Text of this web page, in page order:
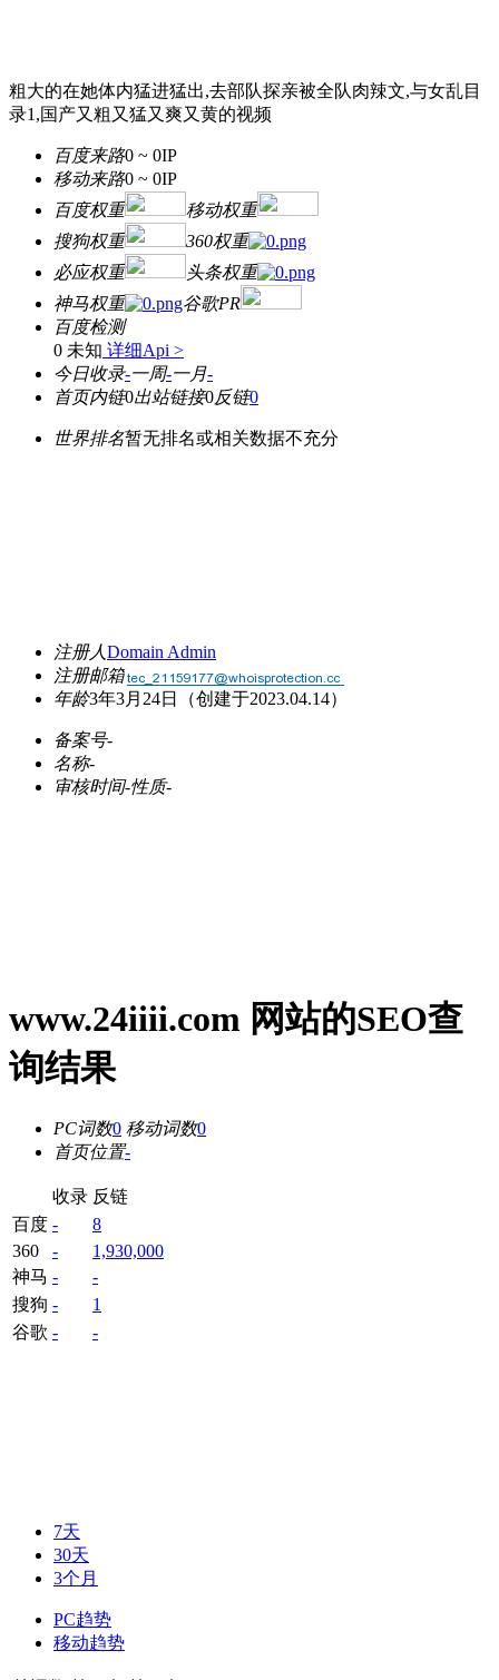
粗大的在她体内猛进猛出,去部队探亲被全队肉辣文,与女乱目
录1,国产又粗又猛又爽又黄的视频
百度来路0 ~ 0IP
移动来路0 ~ 0IP
百度权重
移动权重
搜狗权重
360权重
必应权重
头条权重
神马权重
谷歌PR
百度检测
0 未知 详细Api >
今日收录-一周-一月-
首页内链0出站链接0反链0
世界排名暂无排名或相关数据不充分
注册人Domain Admin
注册邮箱
年龄3年3月24日 （创建于2023.04.14）
备案号-
名称-
审核时间-性质-
www.24iiii.com 网站的SEO查
询结果
PC词数0 移动词数0
首页位置-
收录 反链
百度 -
8
360
-
1,930,000
神马 -
-
搜狗 -
1
谷歌 - -
7天
30天
3个月
PC趋势
移动趋势